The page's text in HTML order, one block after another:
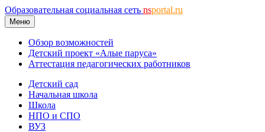
Образовательная социальная сеть nsportal.ru
Меню
Обзор возможностей
Детский проект «Алые паруса»
Аттестация педагогических работников
Детский сад
Начальная школа
Школа
НПО и СПО
ВУЗ